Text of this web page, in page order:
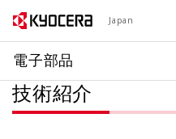
Japan
電子部品
技術紹介